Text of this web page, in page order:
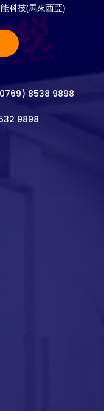
科技(馬來西亞)
8538 9898
9898